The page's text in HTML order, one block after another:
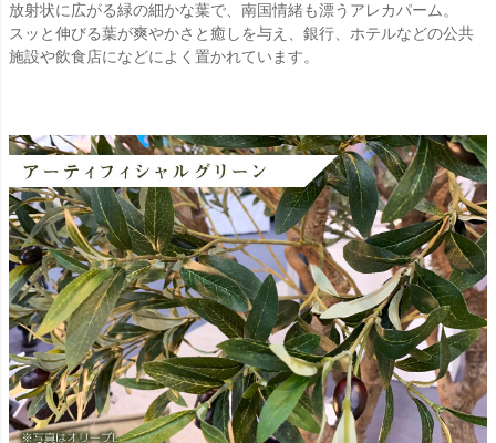
放射状に広がる緑の細かな葉で、南国情緒も漂うアレカパーム。
スッと伸びる葉が爽やかさと癒しを与え、銀行、ホテルなどの公共
施設や飲食店になどによく置かれています。